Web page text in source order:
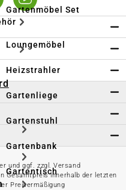
Gartenmöbel Set
Loungemöbel
Heizstrahler
Gartenliege
Gartenstuhl
Gartenbank
Gartentisch
und ggf. zzgl. Versand
Gesamtpreis innerhalb der letzten
Preisermäßigung